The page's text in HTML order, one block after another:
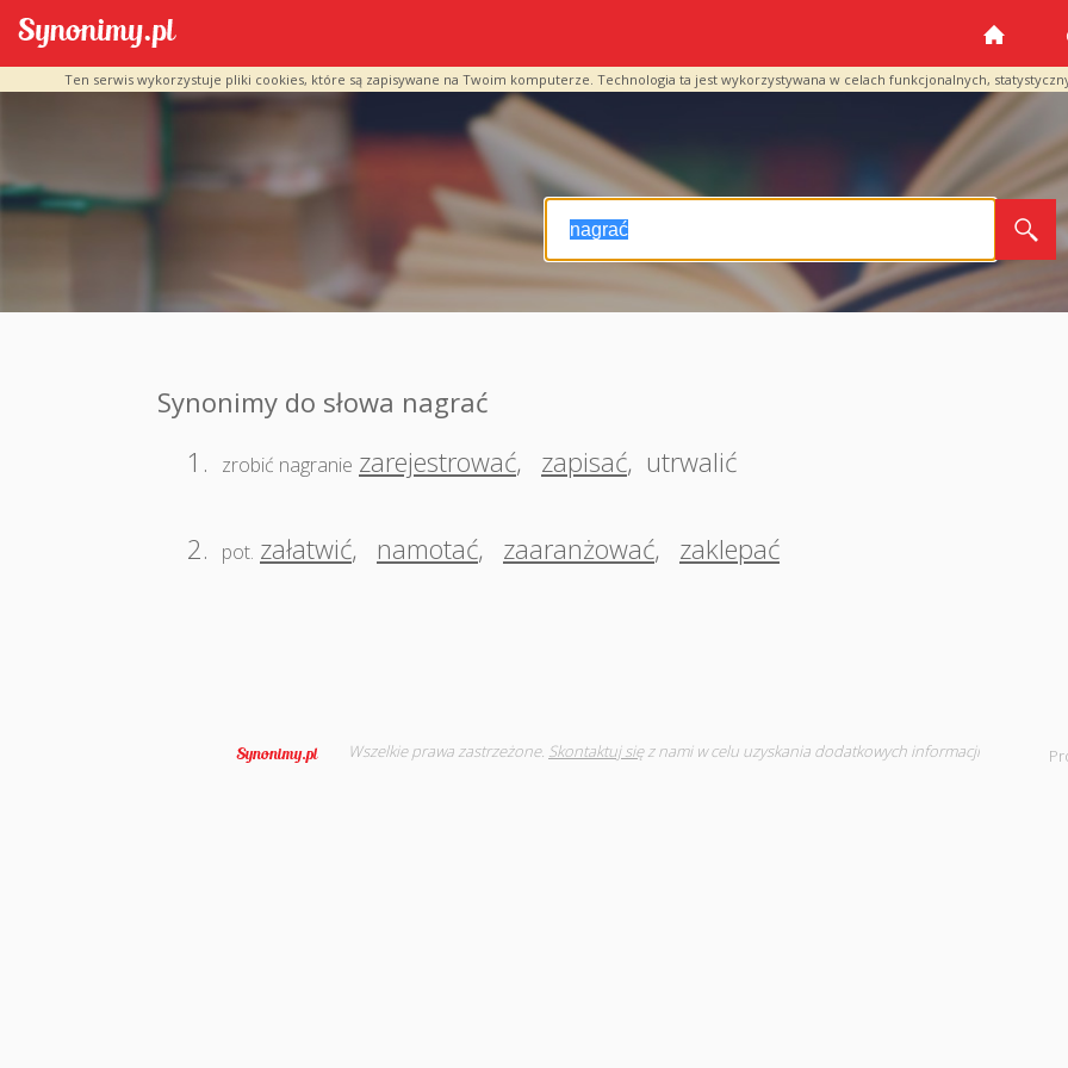
Ten serwis wykorzystuje pliki cookies, które są zapisywane na Twoim komputerze. Technologia ta jest wykorzystywana w celach funkcjonalnych,
Synonimy do słowa nagrać
1.
zrobić nagranie zarejestrować, zapisać, utrwalić
2. pot. załatwić, namotać, zaaranżować, zaklepać
Wszelkie prawa zastrzeżone. Skontaktuj sięz nami w celu uzyskania dodatkowych informacji